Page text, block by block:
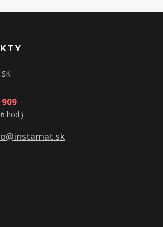
hod.)